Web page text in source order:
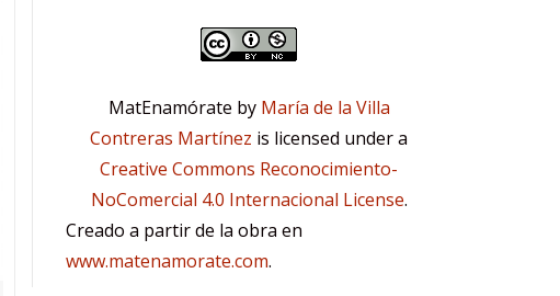
MatEnamórate by María de la Villa
Contreras Martínez is licensed under a
Creative Commons Reconocimiento-
NoComercial 4.0 Internacional License.
Creado a partir de la obra en
www.matenamorate.com.